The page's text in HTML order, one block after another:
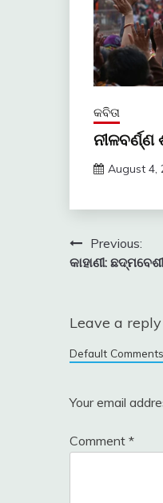
କବିତା
ନୀଳବର୍ଣ୍ଣ
August 4,
PostPrevious:
କାହାଣୀ: ଛଦ୍ମବେଶୀ
Leave a reply
Default
Your email
Comment *